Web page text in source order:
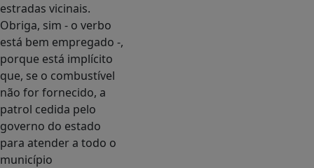
estradas vicinais.
Obriga, sim - o verbo
está bem empregado -,
porque está implícito
que, se o combustível
não for fornecido, a
patrol cedida pelo
governo do estado
para atender a todo o
município